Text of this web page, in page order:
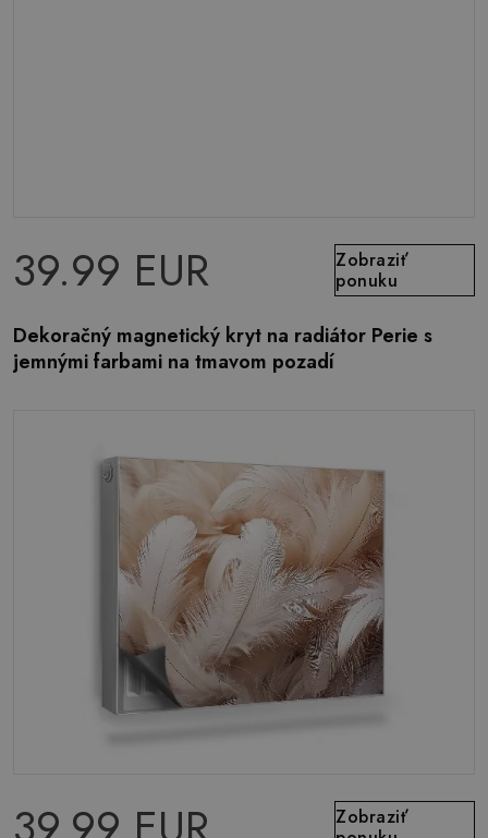
39.99 EUR
Zobraziť
ponuku
Dekoračný magnetický kryt na radiátor Perie s
jemnými farbami na tmavom pozadí
Zobraziť